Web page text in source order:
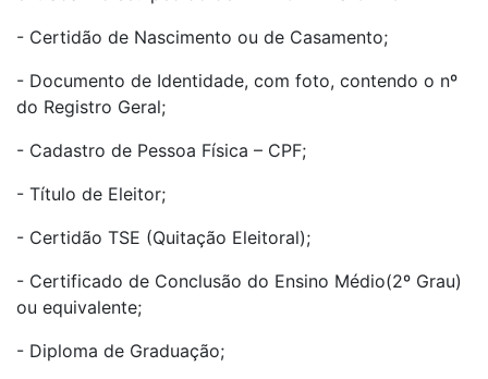
- Certidão de Nascimento ou de Casamento;
- Documento de Identidade, com foto, contendo o nº
do Registro Geral;
- Cadastro de Pessoa Física – CPF;
- Título de Eleitor;
- Certidão TSE (Quitação Eleitoral);
- Certificado de Conclusão do Ensino Médio(2º Grau)
ou equivalente;
- Diploma de Graduação;